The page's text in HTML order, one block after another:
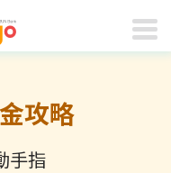
攻略
手指